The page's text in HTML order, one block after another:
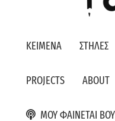
ΚΕΙΜΕΝΑ ΣΤΗΛΕΣ
PROJECTS ABOUT
ΜΟΥ ΦΑΙΝΕΤΑΙ